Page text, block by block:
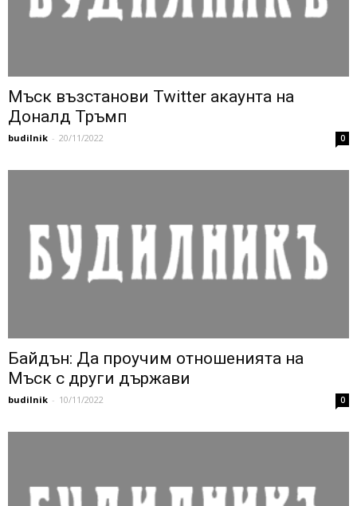
Мъск възстанови Twitter акаунта на
Доналд Тръмп
budilnik - 20/11/2022 0
Байдън: Да проучим отношенията на
Мъск с други държави
budilnik - 10/11/2022 0